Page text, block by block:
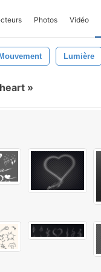
Photos Vidéo
Mouvement Lumière